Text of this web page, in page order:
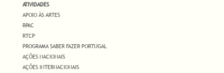
ATIVIDADES
APOIO ÀS ARTES
RPAC
RTCP
PROGRAMA SABER FAZER PORTUGAL
AÇÕES NACIONAIS
AÇÕES INTERNACIONAIS